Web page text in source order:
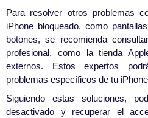
Para resolver otros problemas
iPhone bloqueado, como
botones, se recomienda
profesional, como la tienda
externos. Estos expertos
problemas específicos de tu
Siguiendo estas soluciones,
desactivado y recuperar el